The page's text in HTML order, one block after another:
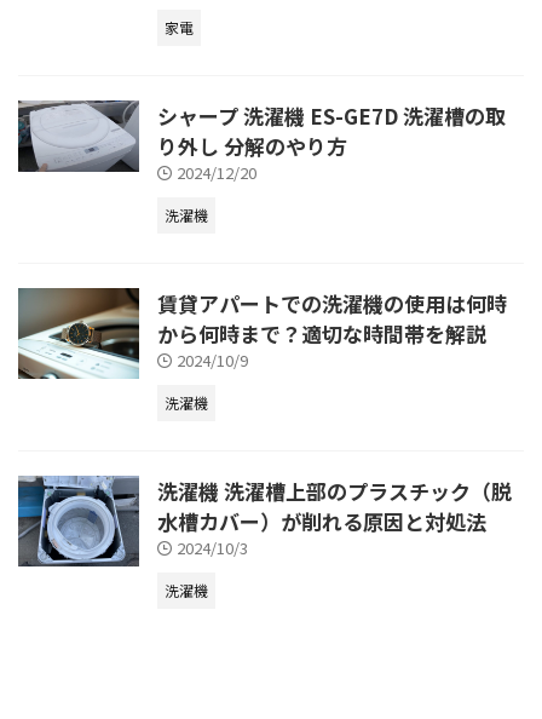
家電
シャープ 洗濯機 ES-GE7D 洗濯槽の取
り外し 分解のやり方
2024/12/20
洗濯機
賃貸アパートでの洗濯機の使用は何時
から何時まで？適切な時間帯を解説
2024/10/9
洗濯機
洗濯機 洗濯槽上部のプラスチック（脱
水槽カバー）が削れる原因と対処法
2024/10/3
洗濯機